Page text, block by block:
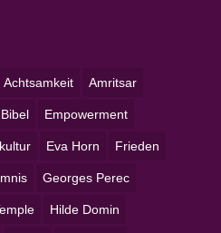
Achtsamkeit Amritsar
Bibel Empowerment
Eva Horn Frieden
Georges Perec
Hilde Domin